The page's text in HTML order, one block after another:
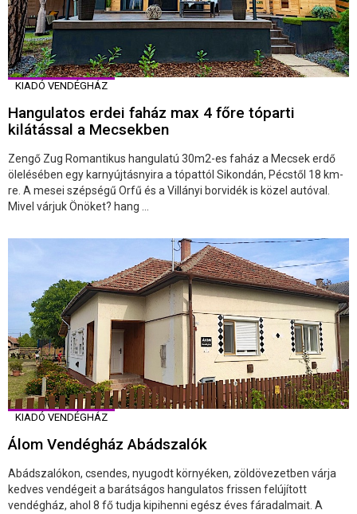
KIADÓ VENDÉGHÁZ
Hangulatos erdei faház max 4 főre tóparti
kilátással a Mecsekben
Zengő Zug Romantikus hangulatú 30m2-es faház a Mecsek erdő
ölelésében egy karnyújtásnyira a tópattól Sikondán, Pécstől 18 km-
re. A mesei szépségű Orfű és a Villányi borvidék is közel autóval.
Mivel várjuk Önöket? hang ...
KIADÓ VENDÉGHÁZ
Álom Vendégház Abádszalók
Abádszalókon, csendes, nyugodt környéken, zöldövezetben várja
kedves vendégeit a barátságos hangulatos frissen felújított
vendégház, ahol 8 fő tudja kipihenni egész éves fáradalmait. A